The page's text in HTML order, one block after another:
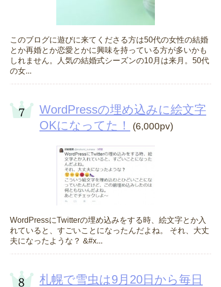
このブログに遊びに来てくださる方は50代の女性の結婚
とか再婚とか恋愛とかに興味を持っている方が多いかも
しれません。人気の結婚式シーズンの10月は来月。50代
の女...
WordPressの埋め込みに絵文字
OKになってた！
(6,000pv)
WordPressにTwitterの埋め込みをする時、絵文字とか入
れていると、すごいことになったんだよね。 それ、大丈
夫になったような？ &#x...
札幌で雪虫は9月20日から毎日